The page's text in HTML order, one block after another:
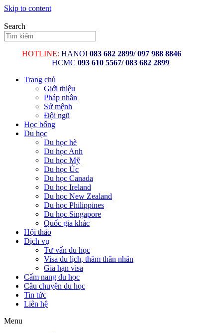
Skip to content
Search
HOTLINE: HANOI 083 682 2899/097 988 8846
HCMC 093 610 5567/ 083 682 2899
Trang chủ
Giới thiệu
Pháp nhân
Sứ mệnh
Đội ngũ
Học bổng
Du học
Du học hè
Du học Anh
Du học Mỹ
Du học Úc
Du học Canada
Du học Ireland
Du học New Zealand
Du học Philippines
Du học Singapore
Quốc gia khác
Hội thảo
Dịch vụ
Tư vấn du học
Visa du lịch, thăm thân nhân
Gia hạn visa
Cẩm nang du học
Câu chuyện du học
Tin tức
Liên hệ
Menu